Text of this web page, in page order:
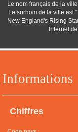
Informations
Chiffres
Le nom français de la
Le surnom de la ville est
New England's Rising
Internet